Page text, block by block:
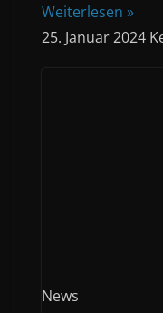
Weiterlesen »
25. Januar 2024
News